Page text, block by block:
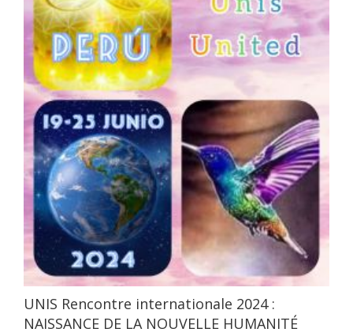
UNIS Rencontre internationale 2024 :
NAISSANCE DE LA NOUVELLE HUMANITÉ